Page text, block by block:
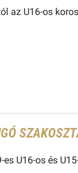
az U16-os
es U16-os és